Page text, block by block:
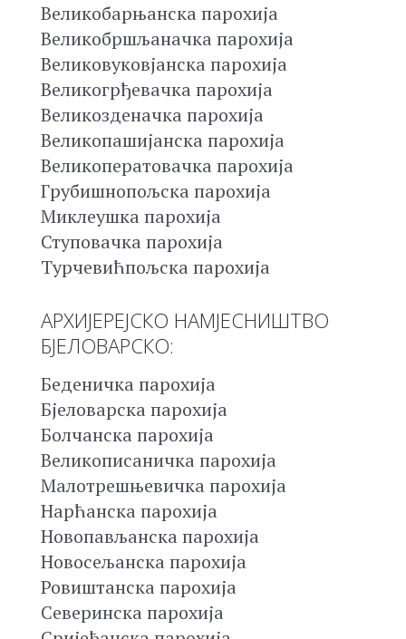
Великобарњанска парохија
Великобршљаначка парохија
Великовуковјанска парохија
Великогрђевачка парохија
Великозденачка парохија
Великопашијанска парохија
Великоператовачка парохија
Грубишнопољска парохија
Миклеушка парохија
Ступовачка парохија
Турчевићпољска парохија
АРХИЈЕРЕЈСКО НАМЈЕСНИШТВО
БЈЕЛОВАРСКО:
Беденичка парохија
Бјеловарска парохија
Болчанска парохија
Великописаничка парохија
Малотрешњевичка парохија
Нарћанска парохија
Новопављанска парохија
Новосељанска парохија
Ровиштанска парохија
Северинска парохија